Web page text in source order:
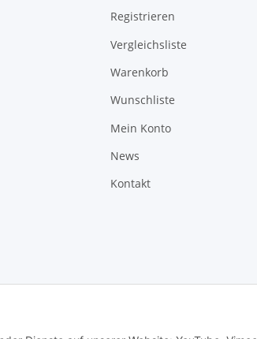
Registrieren
Vergleichsliste
Warenkorb
Wunschliste
Mein Konto
News
Kontakt